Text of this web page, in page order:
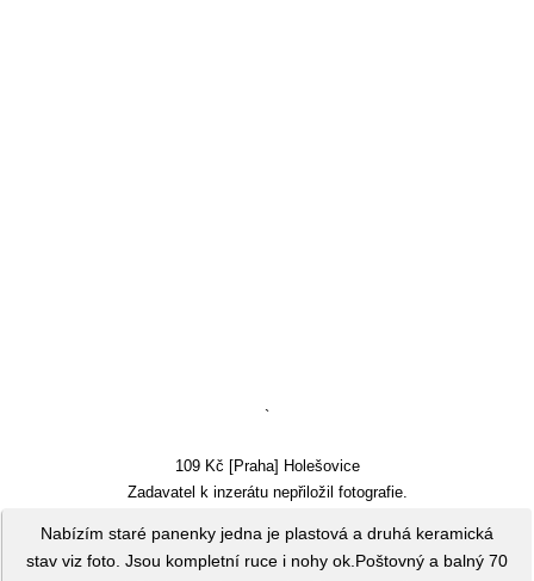
`
109 Kč [Praha] Holešovice
Zadavatel k inzerátu nepřiložil fotografie.
Nabízím staré panenky jedna je plastová a druhá keramická
stav viz foto. Jsou kompletní ruce i nohy ok.Poštovný a balný 70